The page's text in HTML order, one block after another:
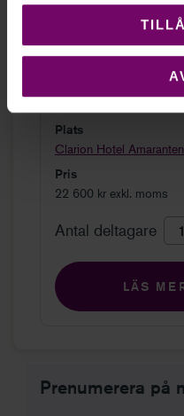
21 kurstimmar
Plats
Clarion Hotel Amaranten
Pris
22 600 kr exkl. moms
Antal deltagare
LÄS
Prenumerera på